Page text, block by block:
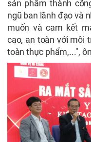
sản phẩm thành
ngũ ban lãnh đạo và
muốn và cam kết
cao, an toàn với môi
toàn thực phẩm,...",